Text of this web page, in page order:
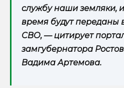
службу наши земляки,
время будут переданы
СВО, — цитирует
замгубернатора
Вадима Артемова.